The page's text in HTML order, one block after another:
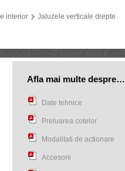
interior Jaluzele verticale drepte
Afla mai multe despre…
Date tehnice
Preluarea cotelor
Modalitati de actionare
Accesorii